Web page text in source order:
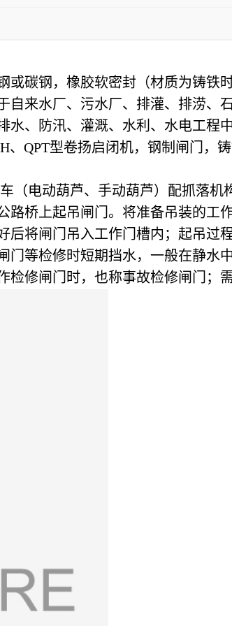
或碳钢，橡胶软密封（材质为铸
自来水厂、污水厂、排灌、排涝
、防汛、灌溉、水利、水电工程
、QPT型卷扬启闭机，钢制闸门
（电动葫芦、手动葫芦）配抓落机
上起吊闸门。将准备吊装的工
将闸门吊入工作门槽内；起吊过
等检修时短期挡水，一般在静水
修闸门时，也称事故检修闸门；